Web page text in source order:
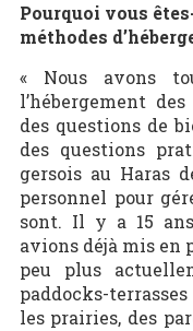
Pourquoi vous
méthodes
« Nous avons
l’hébergement
des questions de
des questions
gersois au Haras
personnel pour
sont. Il y a 15
avions déjà mis en
peu plus
paddocks-
les prairies, des